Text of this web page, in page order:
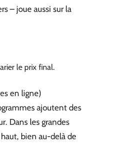
– joue aussi sur la
le prix final.
en ligne)
ajoutent des
Dans les grandes
bien au-delà de